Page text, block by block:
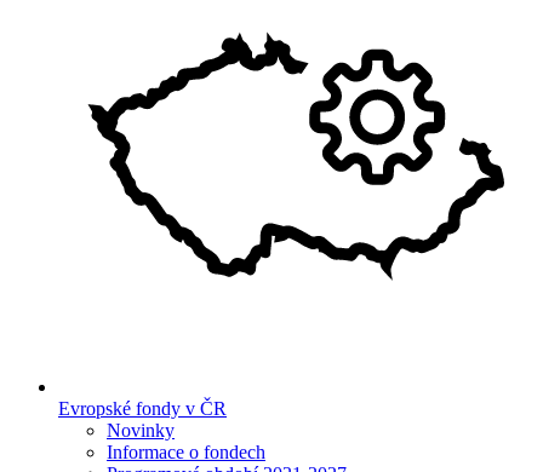
Evropské fondy v ČR
Novinky
Informace o fondech